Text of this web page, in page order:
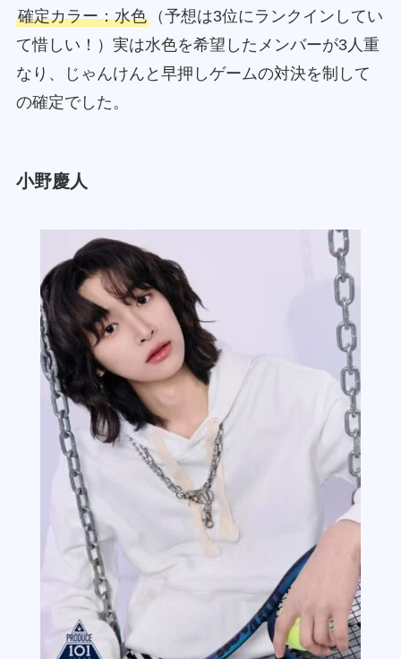
確定カラー：水色（予想は3位にランクインしてい
て惜しい！）実は水色を希望したメンバーが3人重
なり、じゃんけんと早押しゲームの対決を制して
の確定でした。
小野慶人